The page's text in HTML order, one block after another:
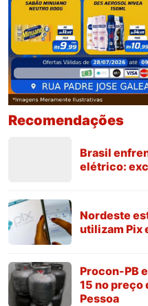
Recomendações
Brasil
elétrico:
Nordeste
utilizam Pix
Procon-PB
15 no preço
Pessoa